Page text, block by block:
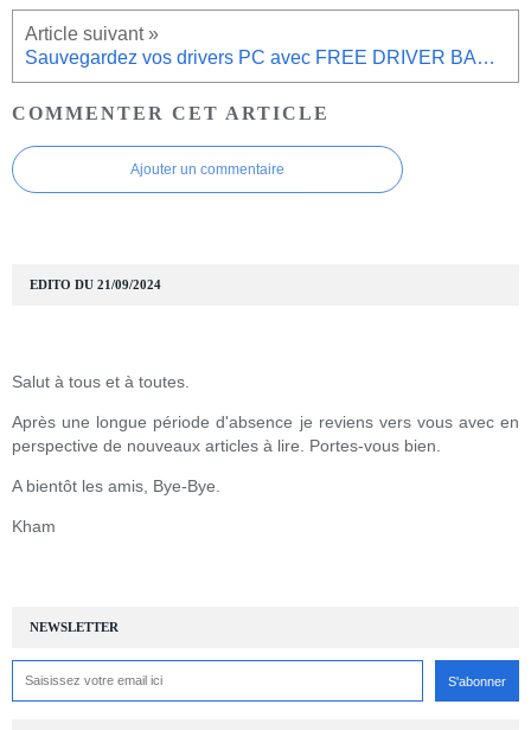
Sauvegardez vos drivers PC avec FREE DRIVER BACKUP.
COMMENTER CET ARTICLE
Ajouter un commentaire
NEWSLETTER
EDITO DU 21/09/2024
Salut à tous et à toutes.
Après une longue période d'absence je reviens vers vous avec en
perspective de nouveaux articles à lire. Portes-vous bien.
A bientôt les amis, Bye-Bye.
Kham